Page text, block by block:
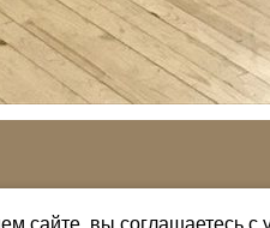
сайте, вы соглашаетесь с